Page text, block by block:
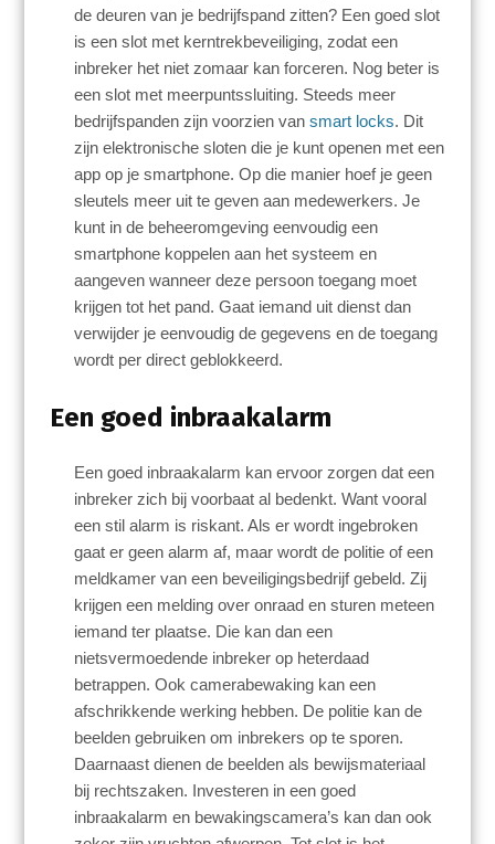
de deuren van je bedrijfspand zitten? Een goed slot
is een slot met kerntrekbeveiliging, zodat een
inbreker het niet zomaar kan forceren. Nog beter is
een slot met meerpuntssluiting. Steeds meer
bedrijfspanden zijn voorzien vansmart locks. Dit
zijn elektronische sloten die je kunt openen met een
app op je smartphone. Op die manier hoef je geen
sleutels meer uit te geven aan medewerkers. Je
kunt in de beheeromgeving eenvoudig een
smartphone koppelen aan het systeem en
aangeven wanneer deze persoon toegang moet
krijgen tot het pand. Gaat iemand uit dienst dan
verwijder je eenvoudig de gegevens en de toegang
wordt per direct geblokkeerd.
Een goed inbraakalarm
Een goed inbraakalarm kan ervoor zorgen dat een
inbreker zich bij voorbaat al bedenkt. Want vooral
een stil alarm is riskant. Als er wordt ingebroken
gaat er geen alarm af, maar wordt de politie of een
meldkamer van een beveiligingsbedrijf gebeld. Zij
krijgen een melding over onraad en sturen meteen
iemand ter plaatse. Die kan dan een
nietsvermoedende inbreker op heterdaad
betrappen. Ook camerabewaking kan een
afschrikkende werking hebben. De politie kan de
beelden gebruiken om inbrekers op te sporen.
Daarnaast dienen de beelden als bewijsmateriaal
bij rechtszaken. Investeren in een goed
inbraakalarm en bewakingscamera’s kan dan ook